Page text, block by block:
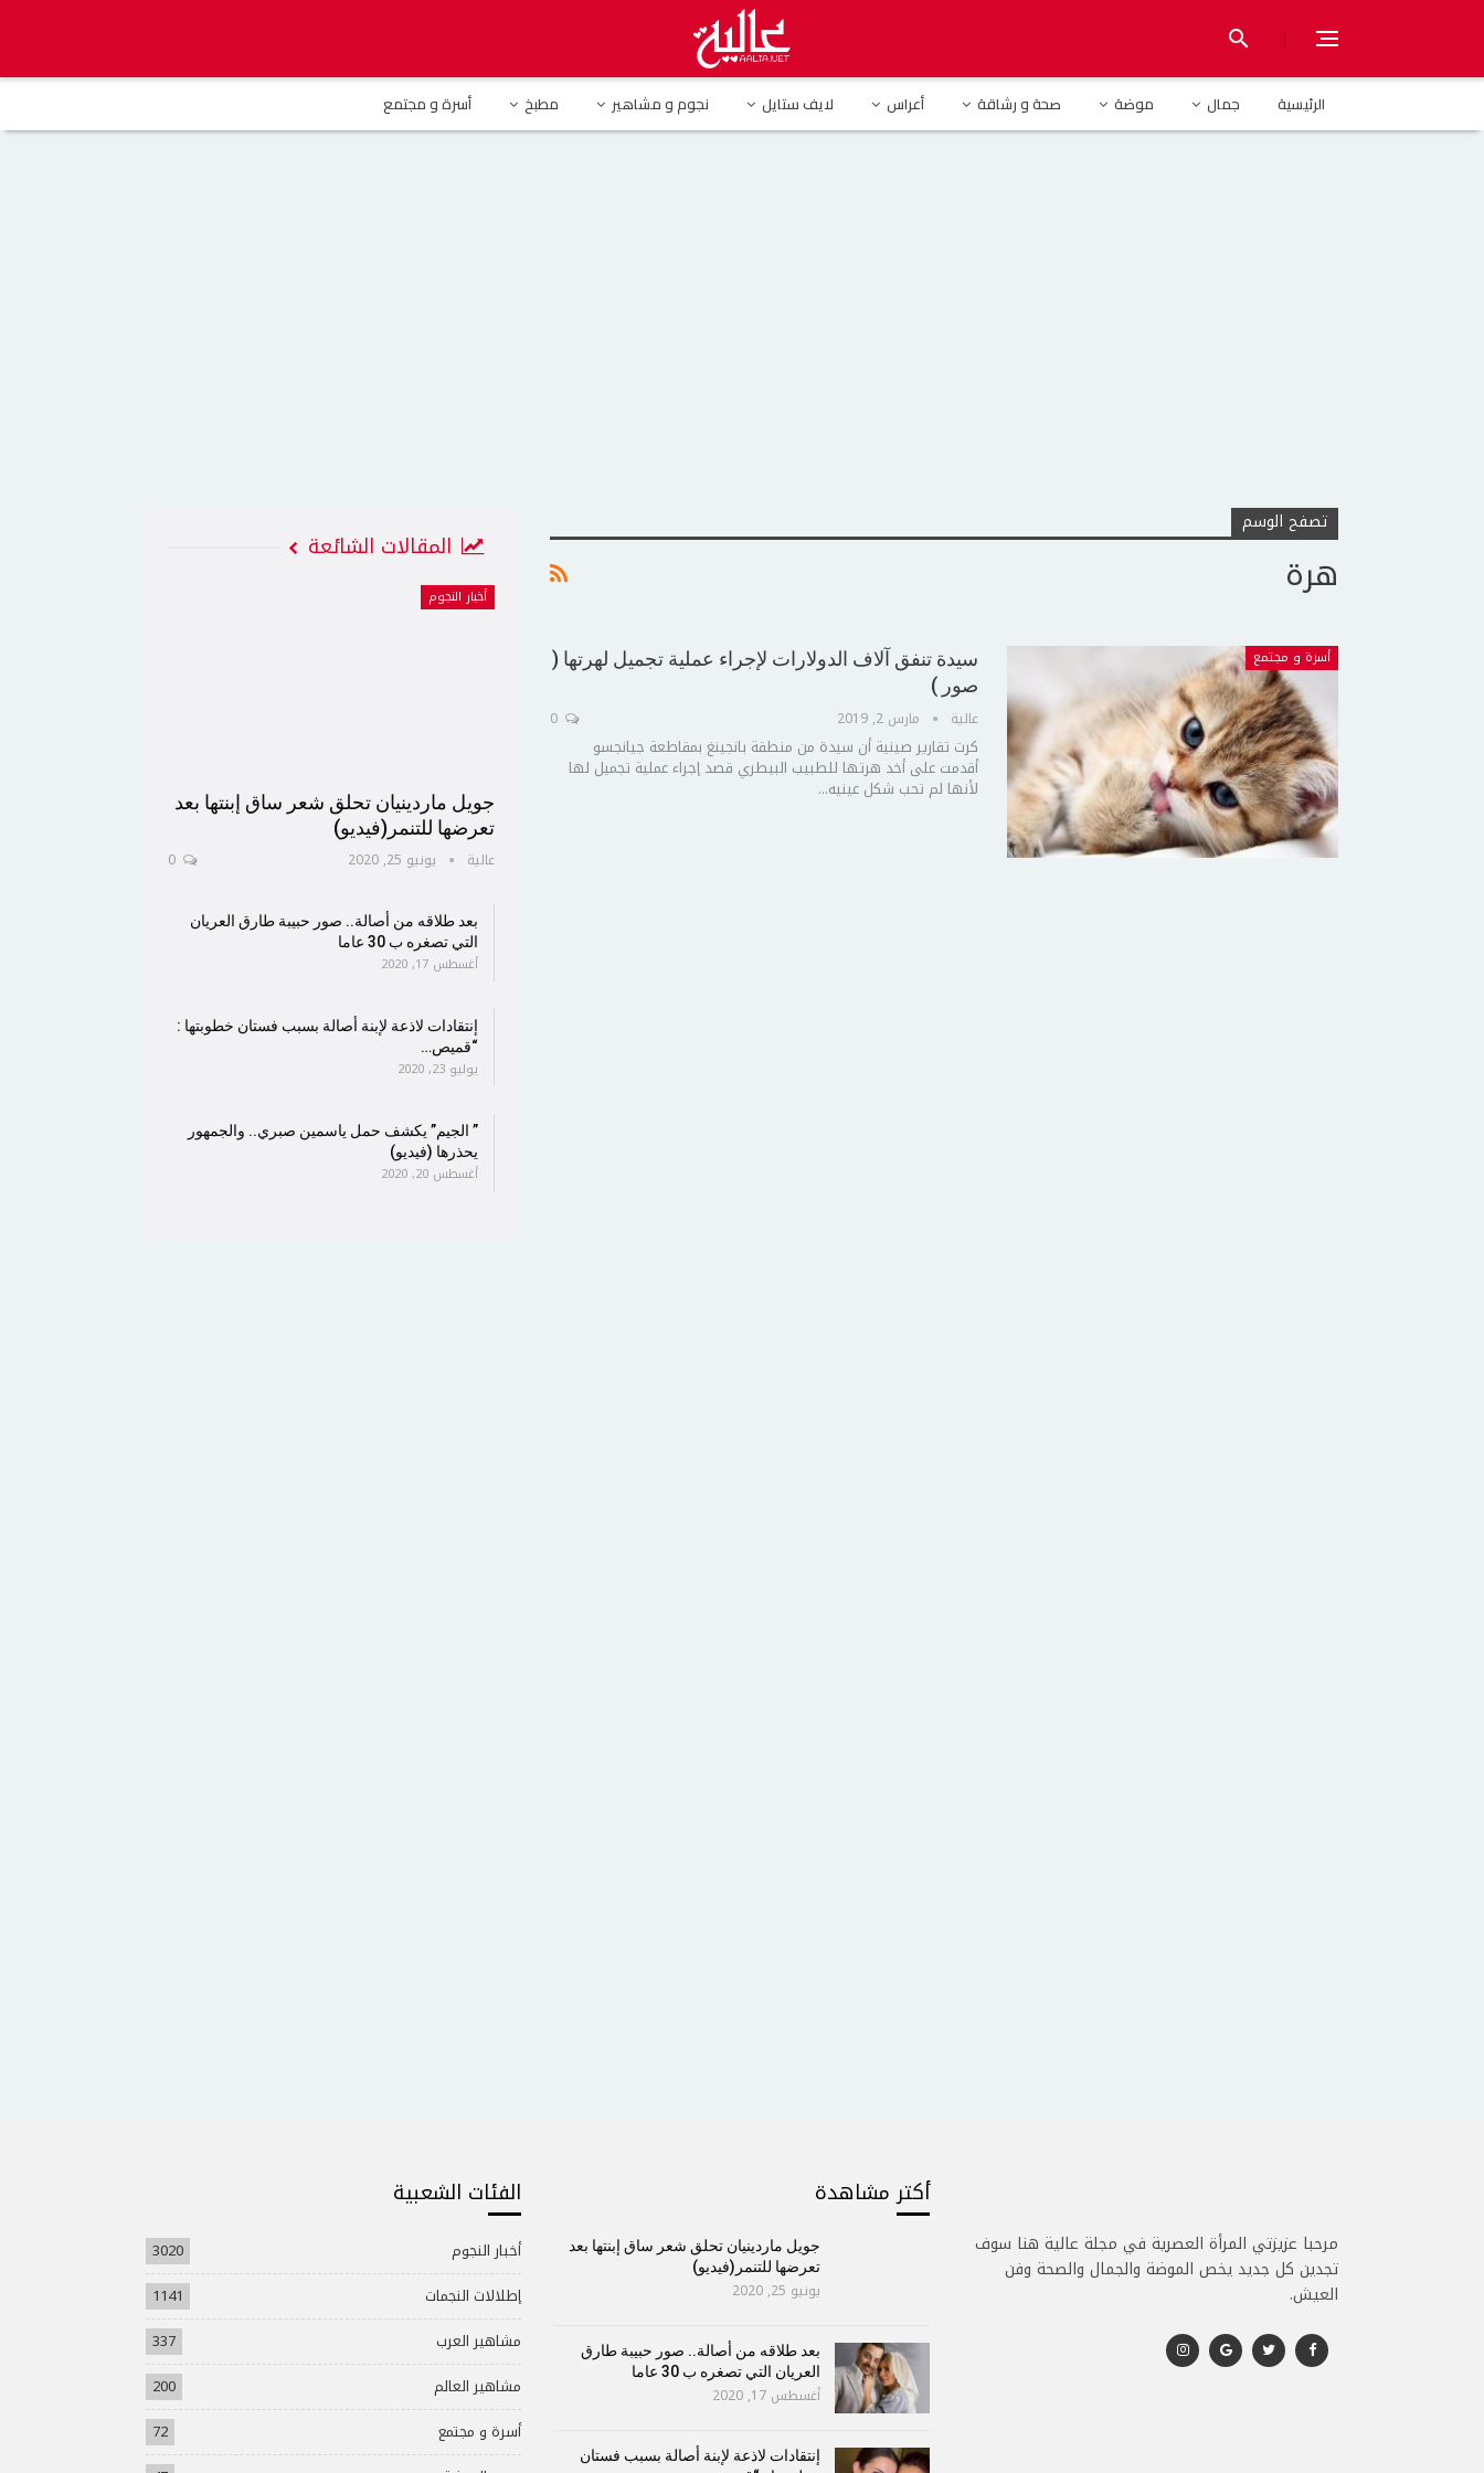
|
search
الرئيسية جمال موضة صحة و رشاقة أعراس لايف ستايل نجوم و مشاهير مطبخ أسرة و مجتمع
الرئيسية هرة
تصفح الوسم
هرة
أسرة و مجتمع
سيدة تنفق آلاف الدولارات لإجراء عملية تجميل لهرتها (
صور )
عالية مارس 2, 2019
كرت تقارير صينية أن سيدة من منطقة بانجينغ بمقاطعة جيانجسو
أقدمت على أخد هرتها للطبيب البيطري قصد إجراء عملية تجميل لها
لأنها لم تحب شكل عينيه...
المقالات الشائعة
أخبار النجوم
جويل ماردينيان تحلق شعر ساق إبنتها بعد
تعرضها للتنمر(فيديو)
عالية يونيو 25, 2020
بعد طلاقه من أصالة.. صور حبيبة طارق العريان
التي تصغره ب 30 عاما
أغسطس 17, 2020
إنتقادات لاذعة لإبنة أصالة بسبب فستان خطوبتها :
“قميص…
يوليو 23, 2020
” الجيم” يكشف حمل ياسمين صبري.. والجمهور
يحذرها (فيديو)
أغسطس 20, 2020
مرحبا عزيزتي المرأة العصرية في مجلة عالية هنا سوف
تجدين كل جديد يخص الموضة والجمال والصحة وفن
العيش.
أكتر مشاهدة
جويل ماردينيان تحلق شعر ساق إبنتها بعد
تعرضها للتنمر(فيديو)
يونيو 25, 2020
بعد طلاقه من أصالة.. صور حبيبة طارق
العريان التي تصغره ب 30 عاما
أغسطس 17, 2020
إنتقادات لاذعة لإبنة أصالة بسبب فستان
الفئات الشعبية
أخبار النجوم
3020
إطلالات النجمات
1141
مشاهير العرب
337
مشاهير العالم
200
أسرة و مجتمع
72